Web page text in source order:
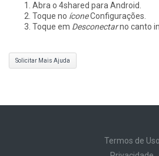
Abra o 4shared para Android.
Toque no íconeConfigurações.
Toque em Desconectarno canto
Solicitar Mais Ajuda
Termos de Uso